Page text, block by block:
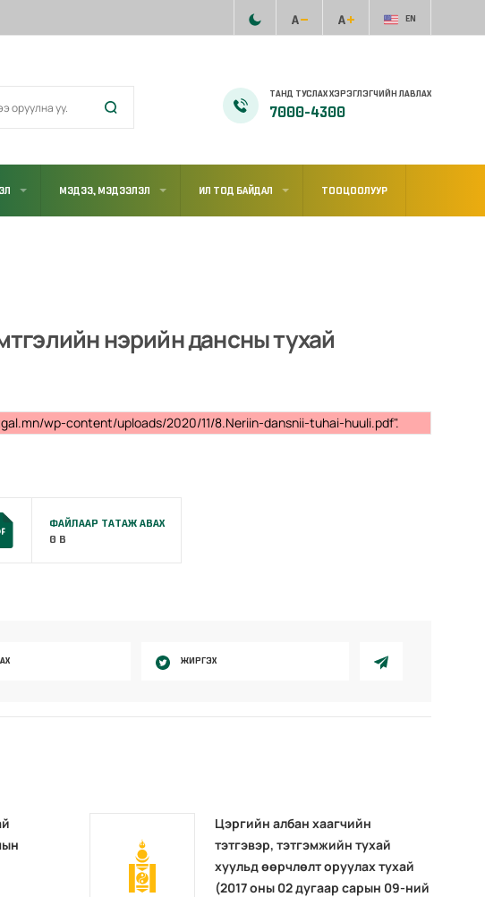
EN
ТАНД ТУСЛАХ ХЭРЭГЛЭГЧИЙН ЛАВЛАХ
7000-4300
МЭДЭЭ, МЭДЭЭЛЭЛ ИЛ ТОД БАЙДАЛ ТООЦООЛУУР
нэрийн дансны тухай
wp-content/uploads/2020/11/8.Neriin-dansnii-tuhai-huuli.pdf".
ФАЙЛААР ТАТАЖ АВАХ
0 B
ЖИРГЭХ
Цэргийн албан хаагчийн
тэтгэвэр, тэтгэмжийн тухай
хуульд өөрчлөлт оруулах тухай
(2017 оны 02 дугаар сарын 09-ний